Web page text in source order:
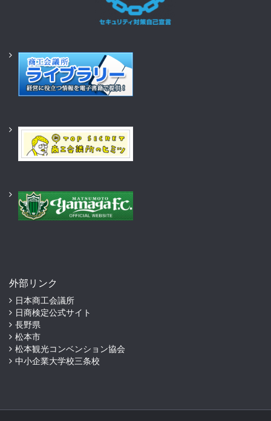
外部リンク
日本商工会議所
日商検定公式サイト
長野県
松本市
松本観光コンベンション協会
中小企業大学校三条校